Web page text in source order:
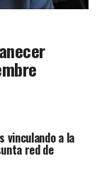
vinculando a la
red de